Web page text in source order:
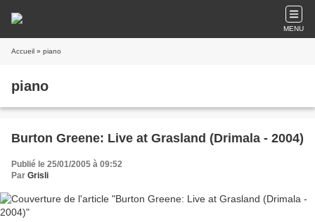
MENU
Accueil » piano
piano
Burton Greene: Live at Grasland (Drimala - 2004)
Publié le 25/01/2005 à 09:52
Par Grisli